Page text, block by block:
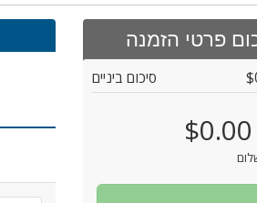
פרטי הזמנה
סיכום ביניים